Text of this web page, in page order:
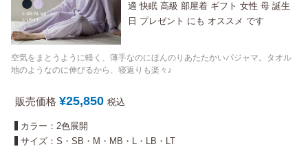
適 快眠 高級 部屋着 ギフト 女性 母 誕生
日 プレゼント にも オススメ です
空気をまとうように軽く、薄手なのにほんのりあたたかいパジャマ。タオル
地のようなのに伸びるから、寝返りも楽々♪
販売価格 ¥25,850 税込
カラー：2色展開
サイズ：S・SB・M・MB・L・LB・LT